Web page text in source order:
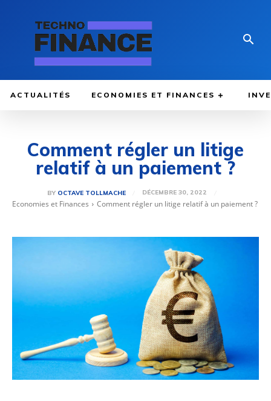
ACTUALITÉS ECONOMIES ET FINANCES
Comment régler un litige
relatif à un paiement ?
BY OCTAVE TOLLMACHE DÉCEMBRE 30, 2022
Economies et Finances Comment régler un litige relatif à un paiement ?